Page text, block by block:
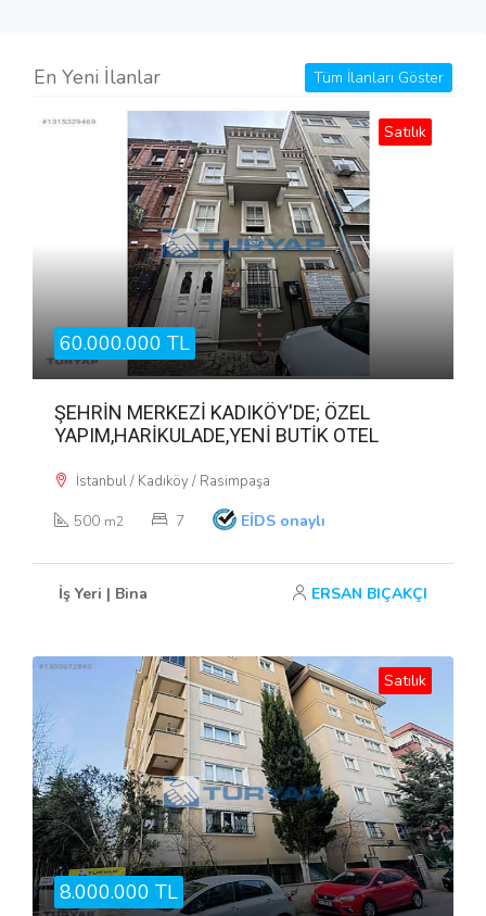
En Yeni İlanlar Tüm İlanları Göster
Satılık
60.000.000 TL
ŞEHRİN MERKEZİ KADIKÖY'DE; ÖZEL
YAPIM,HARİKULADE,YENİ BUTİK OTEL
İstanbul / Kadıköy / Rasimpaşa
500 m2 7 EİDS onaylı
İş Yeri | Bina ERSAN BIÇAKÇI
Satılık
8.000.000 TL